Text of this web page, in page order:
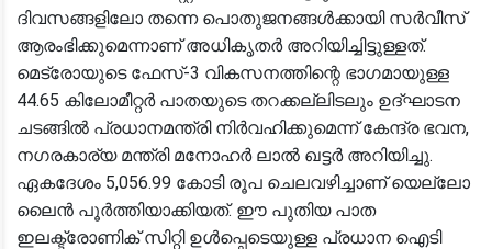
ദിവസങ്ങളിലോ തന്നെ പൊതുജനങ്ങൾക്കായി സർവീസ്
ആരംഭിക്കുമെന്നാണ് അധികൃതർ അറിയിച്ചിട്ടുള്ളത്.
മെട്രോയുടെ ഫേസ്-3 വികസനത്തിന്റെ ഭാഗമായുള്ള
44.65 കിലോമീറ്റർ പാതയുടെ തറക്കല്ലിടലും ഉദ്ഘാടന
ചടങ്ങിൽ പ്രധാനമന്ത്രി നിർവഹിക്കുമെന്ന് കേന്ദ്ര ഭവന,
നഗരകാര്യ മന്ത്രി മനോഹർ ലാൽ ഖട്ടർ അറിയിച്ചു.
ഏകദേശം 5,056.99 കോടി രൂപ ചെലവഴിച്ചാണ് യെല്ലോ
ലൈൻ പൂർത്തിയാക്കിയത്. ഈ പുതിയ പാത
ഇലക്ട്രോണിക് സിറ്റി ഉൾപ്പെടെയുള്ള പ്രധാന ഐടി